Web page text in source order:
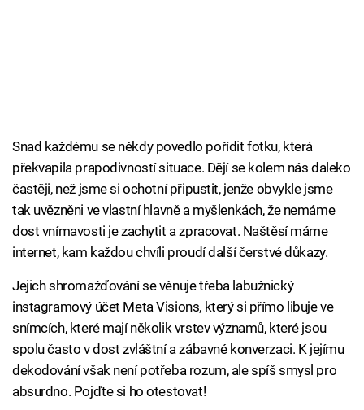
Snad každému se někdy povedlo pořídit fotku, která
překvapila prapodivností situace. Dějí se kolem nás daleko
častěji, než jsme si ochotní připustit, jenže obvykle jsme
tak uvězněni ve vlastní hlavně a myšlenkách, že nemáme
dost vnímavosti je zachytit a zpracovat. Naštěsí máme
internet, kam každou chvíli proudí další čerstvé důkazy.
Jejich shromažďování se věnuje třeba labužnický
instagramový účet Meta Visions, který si přímo libuje ve
snímcích, které mají několik vrstev významů, které jsou
spolu často v dost zvláštní a zábavné konverzaci. K jejímu
dekodování však není potřeba rozum, ale spíš smysl pro
absurdno. Pojďte si ho otestovat!